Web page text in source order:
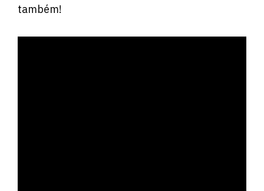
também!